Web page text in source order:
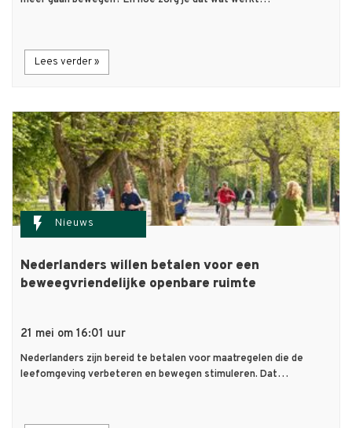
Lees verder »
flash_on Nieuws
Nederlanders willen betalen voor een
beweegvriendelijke openbare ruimte
21 mei om 16:01 uur
Nederlanders zijn bereid te betalen voor maatregelen die de
leefomgeving verbeteren en bewegen stimuleren. Dat…